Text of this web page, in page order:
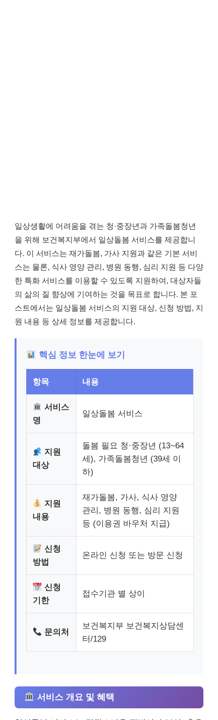
일상생활에 어려움을 겪는 청·중장년과 가족돌봄청년
을 위해 보건복지부에서 일상돌봄 서비스를 제공합니
다. 이 서비스는 재가돌봄, 가사 지원과 같은 기본 서비
스는 물론, 식사 영양 관리, 병원 동행, 심리 지원 등 다양
한 특화 서비스를 이용할 수 있도록 지원하여, 대상자들
의 삶의 질 향상에 기여하는 것을 목표로 합니다. 본 포
스트에서는 일상돌봄 서비스의 지원 대상, 신청 방법, 지
원 내용 등 상세 정보를 제공합니다.
핵심 정보 한눈에 보기
항목 내용
서비스
명
일상돌봄 서비스
지원
대상
돌봄 필요 청·중장년 (13~64
세), 가족돌봄청년 (39세 이
하)
지원
내용
재가돌봄, 가사, 식사 영양
관리, 병원 동행, 심리 지원
등 (이용권 바우처 지급)
신청
방법
온라인 신청 또는 방문 신청
신청
기한
접수기관 별 상이
문의처
보건복지부 보건복지상담센
터/129
서비스 개요 및 혜택